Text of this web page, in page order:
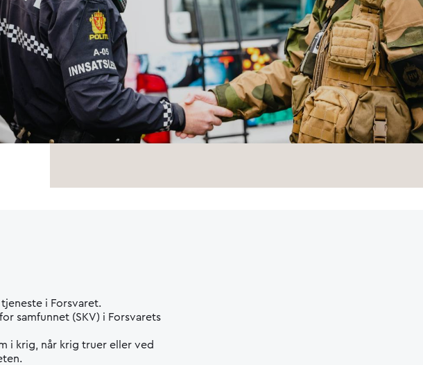
i Forsvaret.
samfunnet (SKV) i Forsvarets
i krig, når krig truer eller ved